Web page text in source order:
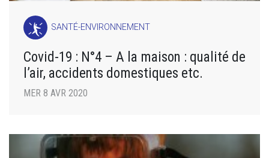
SANTÉ-ENVIRONNEMENT
Covid-19 : N°4 – A la maison : qualité de
l’air, accidents domestiques etc.
MER 8 AVR 2020